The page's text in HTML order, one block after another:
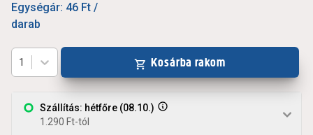
Egységár: 46 Ft /
darab
Szállítás: hétfőre (08.10.)
1.290 Ft-tól
1 Kosárba rakom